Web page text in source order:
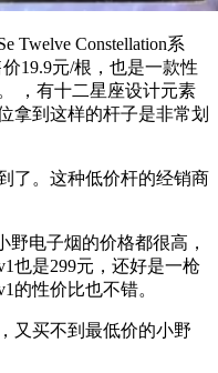
Twelve Constellation系
19.9元/根，也是一款性
，有十二星座设计元素
拿到这样的杆子是非常划
了。这种低价杆的经销商
野电子烟的价格都很高，
也是299元，还好是一枪
的性价比也不错。
又买不到最低价的小野